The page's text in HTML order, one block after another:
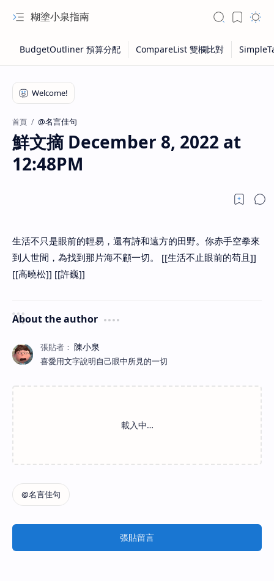
糊塗小泉指南
首頁 @名言佳句
鮮文摘 December 8, 2022 at
12:48PM
生活不只是眼前的輕易，還有詩和遠方的田野。你赤手空拳來
到人世間，為找到那片海不顧一切。 [[生活不止眼前的苟且]]
[[高曉松]] [[許巍]]
About the author
喜愛用文字說明自己眼中所見的一切
張貼留言